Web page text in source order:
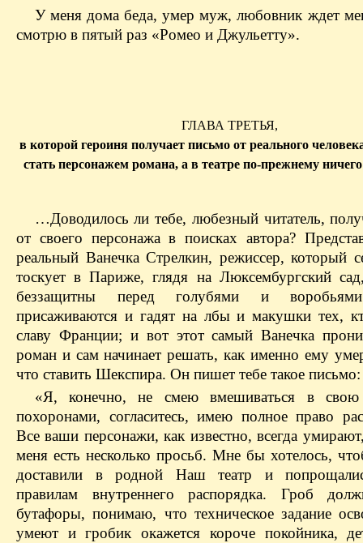
У меня дома беда, умер муж, любовник ждет
смотрю в пятый раз «Ромео и Джульетту».
ГЛАВА ТРЕТЬЯ,
в которой героиня получает письмо от реального
стать персонажем романа, а в театре по-прежнему
…Доводилось ли тебе, любезный читатель,
от своего персонажа в поисках автора?
реальный Ванечка Стрелкин, режиссер, который
тоскует в Париже, глядя на Люксембургский
беззащитны перед голубями и
присаживаются и гадят на лбы и макушки тех,
славу Франции; и вот этот самый Ванечка
роман и сам начинает решать, как именно ему
что ставить Шекспира. Он пишет тебе такое письмо:
«Я, конечно, не смею вмешиваться в
похоронами, согласитесь, имею полное право
Все ваши персонажи, как известно, всегда
меня есть несколько просьб. Мне бы хотелось,
доставили в родной Наш театр и
правилам внутреннего распорядка. Гроб
бутафоры, понимаю, что техническое задание
умеют и гробик окажется короче покойника,